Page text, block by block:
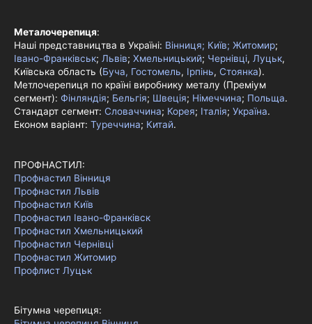
Металочерепиця:
Наші представництва в Україні: Вінниця; Київ; Житомир;
Івано-Франківськ; Львів; Хмельницький; Чернівці, Луцьк,
Київська область (Буча, Гостомель, Ірпінь, Стоянка).
Метлочерепиця по країні виробнику металу (Преміум
сегмент): Фінляндія; Бельгія; Швеція; Німеччина; Польща.
Стандарт сегмент: Словаччина; Корея; Італія; Україна.
Економ варіант: Туреччина; Китай.
ПРОФНАСТИЛ:
Профнастил Вінниця
Профнастил Львів
Профнастил Київ
Профнастил Івано-Франківск
Профнастил Хмельницький
Профнастил Чернівці
Профнастил Житомир
Профлист Луцьк
Бітумна черепиця: